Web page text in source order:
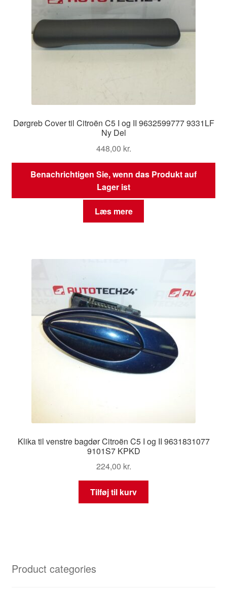
Dørgreb Cover til Citroën C5 I og II 9632599777 9331LF
Ny Del
448,00 kr.
Benachrichtigen Sie, wenn das Produkt auf
Lager ist
Læs mere
Klika til venstre bagdør Citroën C5 I og II 9631831077
9101S7 KPKD
224,00 kr.
Tilføj til kurv
Product categories